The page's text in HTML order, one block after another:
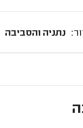
נתניה והסביבה